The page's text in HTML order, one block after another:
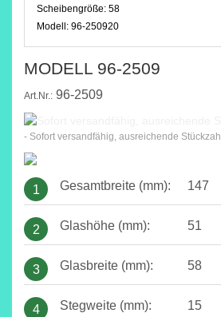
Scheibengröße: 58
Modell: 96-250920
MODELL 96-2509
Art.Nr.: 96-2509
- Sofort versandfähig, ausreichende Stückzahl
1 Gesamtbreite (mm): 147
2 Glashöhe (mm): 51
3 Glasbreite (mm): 58
4 Stegweite (mm): 15